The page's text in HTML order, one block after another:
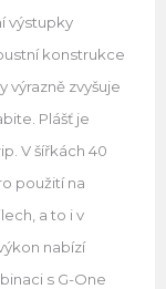
výstupky
konstrukce
výrazně zvyšuje
Plášť je
V šířkách 40
použití na
a to i v
nabízí
s G-One